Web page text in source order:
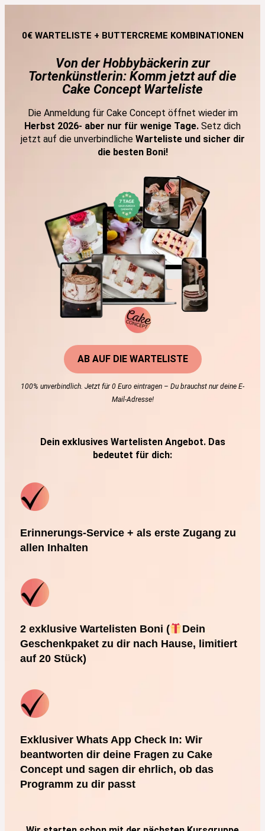
0€ WARTELISTE + BUTTERCREME KOMBINATIONEN
Von der Hobbybäckerin zur
Tortenkünstlerin: Komm jetzt auf die
Cake Concept Warteliste
Die Anmeldung für Cake Concept öffnet wieder im
Herbst 2026- aber nur für wenige Tage. Setz dich
jetzt auf die unverbindlicheWarteliste und sicher dir
die besten Boni!
AB AUF DIE WARTELISTE
100% unverbindlich. Jetzt für 0 Euro eintragen – Du brauchst nur deine E-
Mail-Adresse!
Dein exklusives Wartelisten Angebot. Das
bedeutet für dich:
Erinnerungs-Service + als erste Zugang zu
allen Inhalten
2 exklusive Wartelisten Boni (
Dein
Geschenkpaket zu dir nach Hause, limitiert
auf 20 Stück)
Exklusiver Whats App Check In: Wir
beantworten dir deine Fragen zu Cake
Concept und sagen dir ehrlich, ob das
Programm zu dir passt